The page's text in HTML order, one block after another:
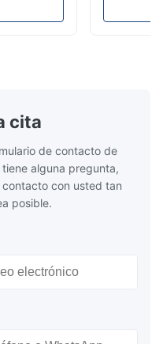
horizontal
ensayo de
cita
de contacto de
alguna pregunta,
con usted tan
posible.